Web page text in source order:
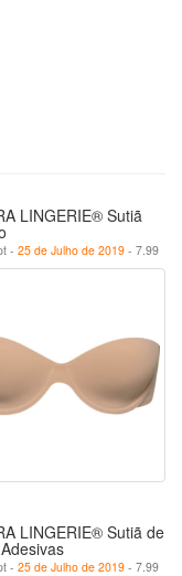
LINGERIE® Sutiã
- 25 de Julho de 2019 - 7.99
LINGERIE® Sutiã de
- 25 de Julho de 2019 - 7.99